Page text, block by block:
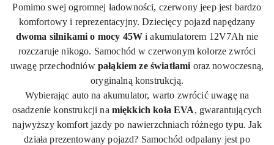
Pomimo swej ogromnej ładowności, czerwony jeep jest bardzo
komfortowy i reprezentacyjny. Dziecięcy pojazd napędzany
dwoma silnikami o mocy 45W i akumulatorem 12V7Ah nie
rozczaruje nikogo. Samochód w czerwonym kolorze zwróci
uwagę przechodniów pałąkiem ze światłami oraz nowoczesną,
oryginalną konstrukcją.
Wybierając auto na akumulator, warto zwrócić uwagę na
osadzenie konstrukcji na miękkich koła EVA, gwarantujących
najwyższy komfort jazdy po nawierzchniach różnego typu. Jak
działa prezentowany pojazd? Samochód odpalany jest po